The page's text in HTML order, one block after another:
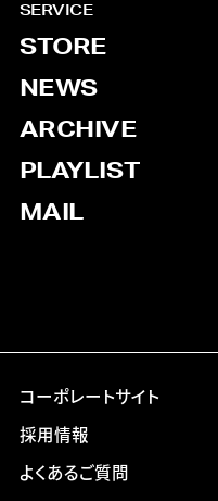
SERVICE
STORE
NEWS
ARCHIVE
PLAYLIST
MAIL
コーポレートサイト
採用情報
よくあるご質問